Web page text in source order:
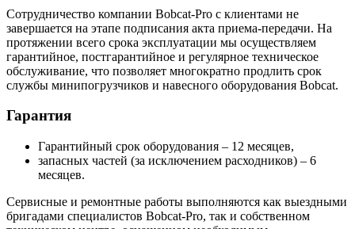
Сотрудничество компании Bobcat-Pro с клиентами не
завершается на этапе подписания акта приема-передачи. На
протяжении всего срока эксплуатации мы осуществляем
гарантийное, постгарантийное и регулярное техническое
обслуживание, что позволяет многократно продлить срок
службы минипогрузчиков и навесного оборудования Bobcat.
Гарантия
Гарантийный срок оборудования – 12 месяцев,
запасных частей (за исключением расходников) – 6
месяцев.
Сервисные и ремонтные работы выполняются как выездными
бригадами специалистов Bobcat-Pro, так и собственном